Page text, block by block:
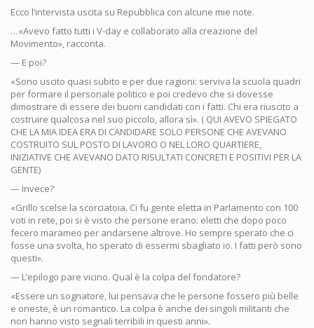
Ecco l’intervista uscita su Repubblica con alcune mie note.
…«Avevo fatto tutti i V-day e collaborato alla creazione del
Movimento», racconta.
— E poi?
«Sono uscito quasi subito e per due ragioni: serviva la scuola quadri
per formare il personale politico e poi credevo che si dovesse
dimostrare di essere dei buoni candidati con i fatti. Chi era riuscito a
costruire qualcosa nel suo piccolo, allora sì». ( QUI AVEVO SPIEGATO
CHE LA MIA IDEA ERA DI CANDIDARE SOLO PERSONE CHE AVEVANO
COSTRUITO SUL POSTO DI LAVORO O NEL LORO QUARTIERE,
INIZIATIVE CHE AVEVANO DATO RISULTATI CONCRETI E POSITIVI PER LA
GENTE)
— Invece?
«Grillo scelse la scorciatoia. Ci fu gente eletta in Parlamento con 100
voti in rete, poi si è visto che persone erano: eletti che dopo poco
fecero marameo per andarsene altrove. Ho sempre sperato che ci
fosse una svolta, ho sperato di essermi sbagliato io. I fatti però sono
questi».
— L’epilogo pare vicino. Qual è la colpa del fondatore?
«Essere un sognatore, lui pensava che le persone fossero più belle
e oneste, è un romantico. La colpa è anche dei singoli militanti che
non hanno visto segnali terribili in questi anni».